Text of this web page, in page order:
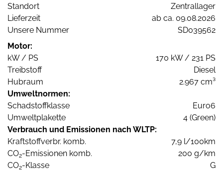
Standort
Zentrallager
Lieferzeit
ab ca. 09.08.2026
Unsere Nummer
SD039562
Motor:
kW / PS
170 kW / 231 PS
Treibstoff
Diesel
Hubraum
2.967 cm³
Umweltnormen:
Schadstoffklasse
Euro6
Umweltplakette
4 (Green)
Verbrauch und Emissionen nach WLTP:
Kraftstoffverbr. komb.
7,9 l/100km
CO2-Emissionen komb.
200 g/km
CO2-Klasse G